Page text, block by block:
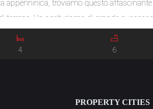
appenninica, troviamo questo affascinante
terreno. Un agriturismo di grande successo
e l’attività è composta da cavalli, pecore e
4 6
PROPERTY CITIES